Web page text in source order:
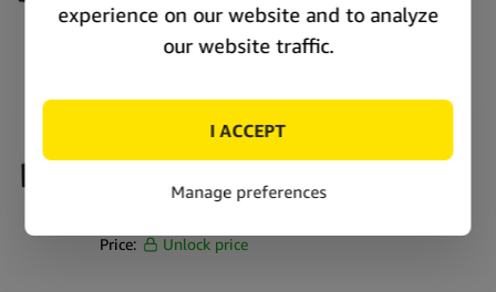
Stock: In stock
Unlock price
Futurola x Tyson 2.0 Feuilles à rouler taille 1 1/4
419782
Price:
Unlock price